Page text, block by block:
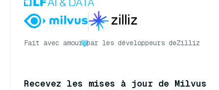
Fait avec amour par les développeurs deZilliz
Recevez les mises à jour de Milvus